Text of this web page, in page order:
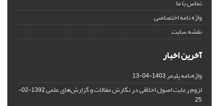
تماس با ما
واژه نامه اختصاصی
نقشه سایت
آخرین اخبار
واژه‌نامه پلیمر1403-04-13
لزوم رعایت اصول اخلاقی در نگارش مقالات و گزارش‌‌های علمی
1392-02-
25